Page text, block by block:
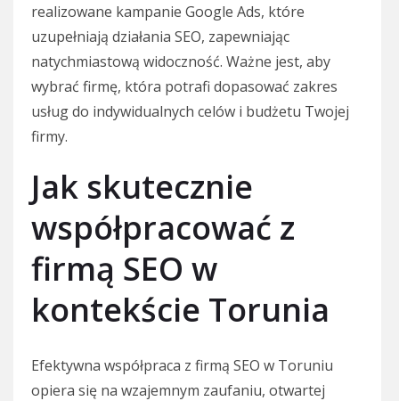
realizowane kampanie Google Ads, które
uzupełniają działania SEO, zapewniając
natychmiastową widoczność. Ważne jest, aby
wybrać firmę, która potrafi dopasować zakres
usług do indywidualnych celów i budżetu Twojej
firmy.
Jak skutecznie
współpracować z
firmą SEO w
kontekście Torunia
Efektywna współpraca z firmą SEO w Toruniu
opiera się na wzajemnym zaufaniu, otwartej